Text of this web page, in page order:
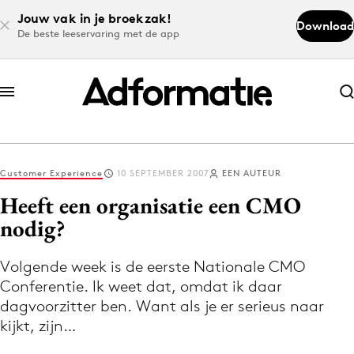
Jouw vak in je broekzak!
De beste leeservaring met de app
Download
Abonneer nu
Abonneer nu
Log in
Volg het laatste nieuws via de Adformatie
Nieuws app
Customer Experience 10 SEPTEMBER 2007 EEN AUTEUR
Heeft een organisatie een CMO
nodig?
Volgende week is de eerste Nationale CMO
Conferentie. Ik weet dat, omdat ik daar
dagvoorzitter ben. Want als je er serieus naar
kijkt, zijn…